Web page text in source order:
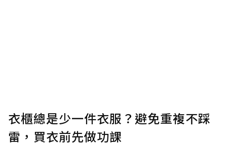
衣櫃總是少一件衣服？避免重複不踩
雷，買衣前先做功課